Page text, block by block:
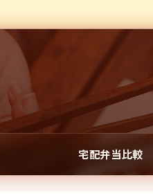
宅配弁当比較